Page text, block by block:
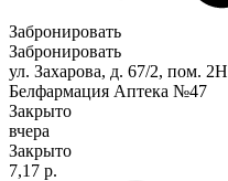
Забронировать
Забронировать
ул. Захарова, д. 67/2, пом. 2Н
Белфармация Аптека №47
Закрыто
вчера
Закрыто
7,17 р.